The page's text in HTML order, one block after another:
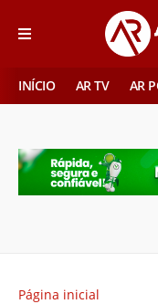
INÍCIO AR TV AR
Página inicial